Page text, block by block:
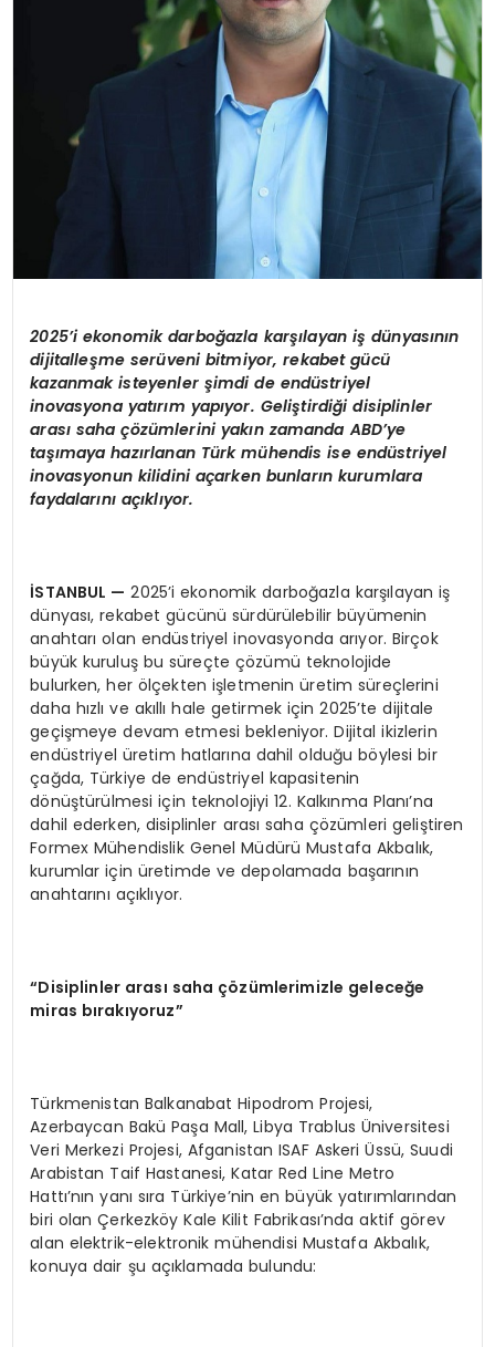
2025’i ekonomik darboğazla karşılayan iş dünyasının
dijitalleşme serüveni bitmiyor, rekabet gücü
kazanmak isteyenler şimdi de endüstriyel
inovasyona yatırım yapıyor. Geliştirdiği disiplinler
arası saha çözümlerini yakın zamanda ABD’ye
taşımaya hazırlanan Türk mühendis ise endüstriyel
inovasyonun kilidini açarken bunların kurumlara
faydalarını açıklıyor.
İSTANBUL — 2025’i ekonomik darboğazla karşılayan iş
dünyası, rekabet gücünü sürdürülebilir büyümenin
anahtarı olan endüstriyel inovasyonda arıyor. Birçok
büyük kuruluş bu süreçte çözümü teknolojide
bulurken, her ölçekten işletmenin üretim süreçlerini
daha hızlı ve akıllı hale getirmek için 2025’te dijitale
geçişmeye devam etmesi bekleniyor. Dijital ikizlerin
endüstriyel üretim hatlarına dahil olduğu böylesi bir
çağda, Türkiye de endüstriyel kapasitenin
dönüştürülmesi için teknolojiyi 12. Kalkınma Planı’na
dahil ederken, disiplinler arası saha çözümleri geliştiren
Formex Mühendislik Genel Müdürü Mustafa Akbalık,
kurumlar için üretimde ve depolamada başarının
anahtarını açıklıyor.
“Disiplinler arası saha çözümlerimizle geleceğe
miras bırakıyoruz”
Türkmenistan Balkanabat Hipodrom Projesi,
Azerbaycan Bakü Paşa Mall, Libya Trablus Üniversitesi
Veri Merkezi Projesi, Afganistan ISAF Askeri Üssü, Suudi
Arabistan Taif Hastanesi, Katar Red Line Metro
Hattı’nın yanı sıra Türkiye’nin en büyük yatırımlarından
biri olan Çerkezköy Kale Kilit Fabrikası’nda aktif görev
alan elektrik-elektronik mühendisi Mustafa Akbalık,
konuya dair şu açıklamada bulundu: